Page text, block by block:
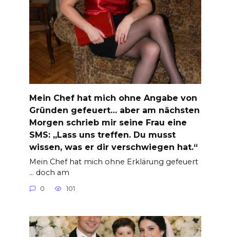
Mein Chef hat mich ohne Angabe von
Gründen gefeuert… aber am nächsten
Morgen schrieb mir seine Frau eine
SMS: „Lass uns treffen. Du musst
wissen, was er dir verschwiegen hat.“
Mein Chef hat mich ohne Erklärung gefeuert
… doch am
0 101